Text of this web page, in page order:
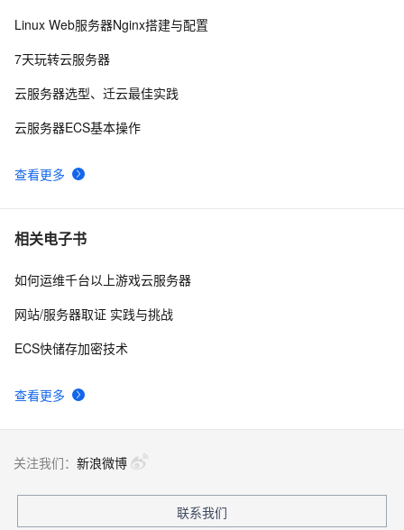
10 使用阿里云服务器ESC部署Flask项目，完成个人开发
查看更多
Linux Web服务器Nginx搭建与配置
7天玩转云服务器
云服务器选型、迁云最佳实践
云服务器ECS基本操作
相关电子书
查看更多
如何运维千台以上游戏云服务器
网站/服务器取证 实践与挑战
ECS快储存加密技术
关注我们： 新浪微博
联系我们